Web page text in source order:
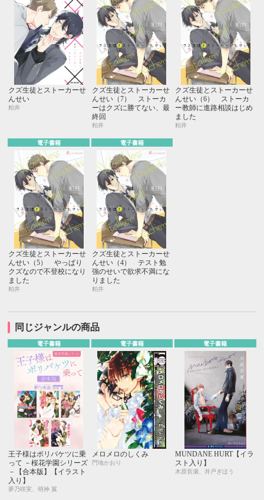
クズ生徒とストーカーせ
んせい
粕井
クズ生徒とストーカーせ
んせい（7） ストーカ
ーはクズに勝てない、最
終回
粕井
クズ生徒とストーカーせ
んせい（6） ストーカ
ー教師に進路相談はじめ
ました
粕井
電子書籍
クズ生徒とストーカーせ
んせい（5） やっぱり
クズなので不登校になり
ました
粕井
電子書籍
クズ生徒とストーカーせ
んせい（4） テスト勉
強のせいで欲求不満にな
りました
粕井
同じジャンルの商品
電子書籍
王子様はポリバケツに乗
って －桜花学園シリーズ
－【合本版】【イラスト
入り】
夢乃咲実、明神 翼
電子書籍
メロメロのしくみ
門地かおり
電子書籍
MUNDANE HURT【イラ
スト入り】
木原音瀬、井戸ぎほう